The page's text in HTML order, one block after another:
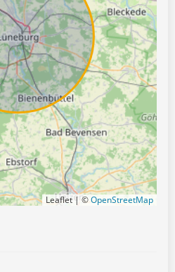
Leaflet | ©OpenStreetMap